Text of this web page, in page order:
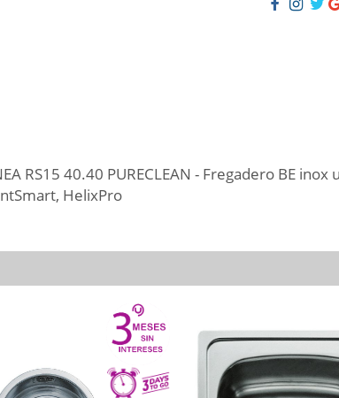
RS15 40.40 PURECLEAN - Fregadero BE
HelixPro